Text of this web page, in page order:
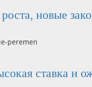
новые
ставка и